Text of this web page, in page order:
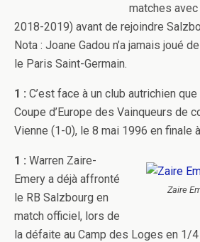
matches avec
2018-2019) avant de rejoindre
Nota : Joane Gadou n’a jamais joué
le Paris Saint-Germain.
1 : C’est face à un club autrichien
Coupe d’Europe des Vainqueurs de
Vienne (1-0), le 8 mai 1996 en finale
Zaire
1 : Warren Zaire-
Emery a déjà affronté
le RB Salzbourg en
match officiel, lors de
la défaite au Camp des Loges en 1/